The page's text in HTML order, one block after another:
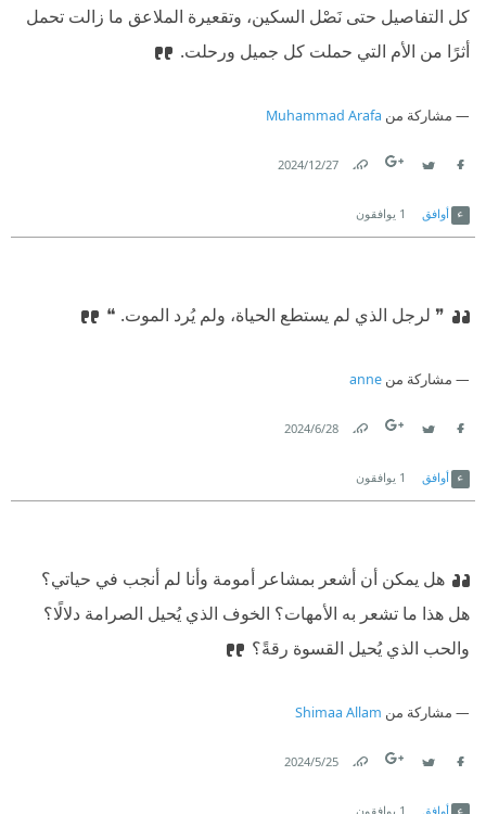
كل التفاصيل حتى نَصْل السكين، وتقعيرة الملاعق ما زالت تحمل
أثرًا من الأم التي حملت كل جميل ورحلت.
مشاركة من Muhammad Arafa
27‏/12‏/2024
أوافق 1 يوافقون
❞ لرجل الذي لم يستطع الحياة، ولم يُرد الموت. ❝
مشاركة من anne
28‏/6‏/2024
أوافق 1 يوافقون
هل يمكن أن أشعر بمشاعر أمومة وأنا لم أنجب في حياتي؟
هل هذا ما تشعر به الأمهات؟ الخوف الذي يُحيل الصرامة دلالًا؟
والحب الذي يُحيل القسوة رقةً؟
مشاركة من Shimaa Allam
25‏/5‏/2024
أوافق 1 يوافقون